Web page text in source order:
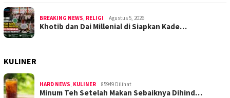
BREAKING NEWS RELIGI Agustus 5, 2026
Khotib dan Dai Millenial di Siapkan Kade…
KULINER
HARD NEWS KULINER 85949 Dilihat
Minum Teh Setelah Makan Sebaiknya Dihind…